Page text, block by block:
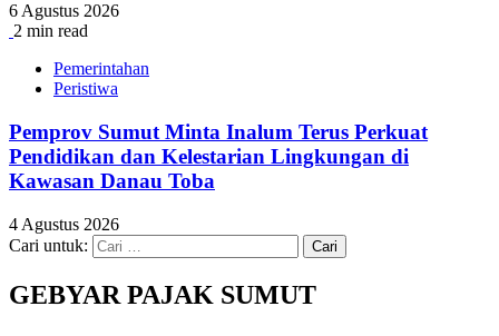
6 Agustus 2026
2 min read
Pemerintahan
Peristiwa
Pemprov Sumut Minta Inalum Terus Perkuat
Pendidikan dan Kelestarian Lingkungan di
Kawasan Danau Toba
4 Agustus 2026
Cari untuk:
GEBYAR PAJAK SUMUT